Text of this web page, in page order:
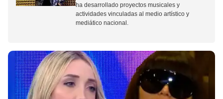
ha desarrollado proyectos musicales y
actividades vinculadas al medio artístico y
mediático nacional.